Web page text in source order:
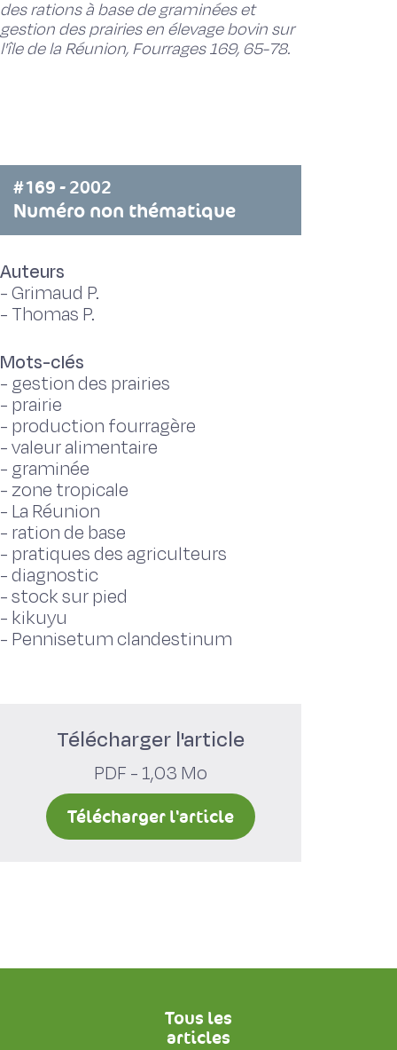
des rations à base de graminées et
gestion des prairies en élevage bovin sur
l'île de la Réunion, Fourrages 169, 65-78.
#169 - 2002
Numéro non thématique
Auteurs
-Grimaud P.
- Thomas P.
Mots-clés
- gestion des prairies
- prairie
- production fourragère
-valeur alimentaire
- graminée
- zone tropicale
- La Réunion
- ration de base
- pratiques des agriculteurs
-diagnostic
-stock sur pied
- kikuyu
- Pennisetum clandestinum
Télécharger l'article
PDF - 1,03 Mo
Télécharger l'article
Tous les
articles